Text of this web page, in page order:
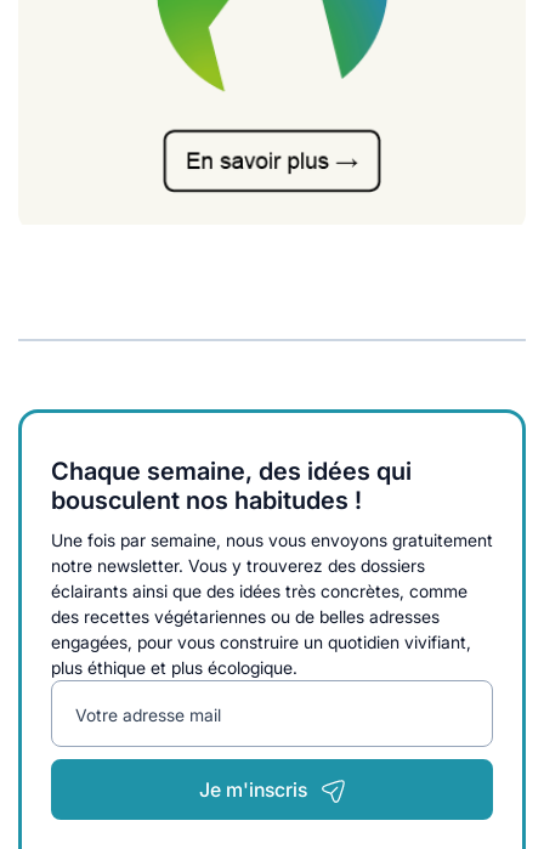
Chaque semaine, des idées qui
bousculent nos habitudes !
Une fois par semaine, nous vous envoyons gratuitement
notre newsletter. Vous y trouverez des dossiers
éclairants ainsi que des idées très concrètes, comme
des recettes végétariennes ou de belles adresses
engagées, pour vous construire un quotidien vivifiant,
plus éthique et plus écologique.
Votre adresse mail
Je m'inscris